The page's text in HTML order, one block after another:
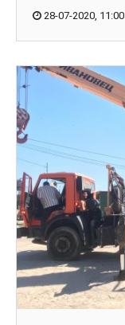
28-07-2020, 11:00